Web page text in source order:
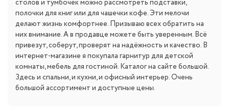
столов и тумбочек можно рассмотреть подставки,
полочки для книг или для чашечки кофе. Эти мелочи
делают жизнь комфортнее. Призываю всех обратить на
них внимание. А в продавце можете быть уверенным. Всё
привезут, соберут, проверят на надёжность и качество. В
интернет-магазине я покупала гарнитур для детской
комнаты, мебель для гостиной. Каталог на сайте большой.
Здесь и спальни, и кухни, и офисный интерьер. Очень
большой ассортимент и доступные цены.